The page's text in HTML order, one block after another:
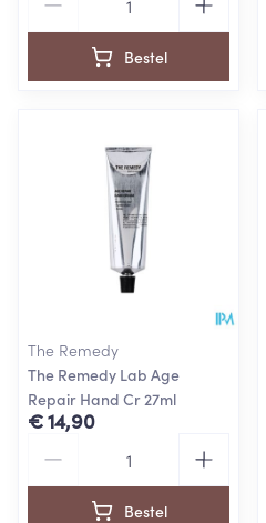
Bestel
The Remedy
The Remedy Lab Age
Repair Hand Cr 27ml
€ 14,90
Bestel